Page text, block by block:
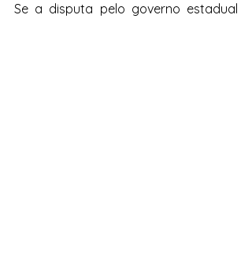
Se a disputa pelo governo estadual